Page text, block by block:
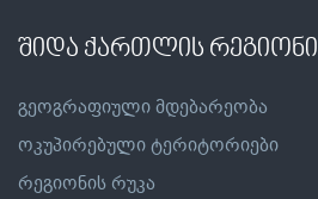
შიდა ქართლის რეგიონი
გეოგრაფიული მდებარეობა
ოკუპირებული ტერიტორიები
რეგიონის რუკა